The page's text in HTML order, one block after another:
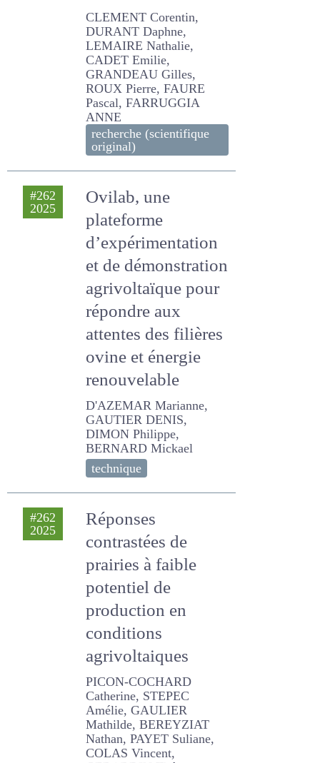
favoriser la
biodiversité :
application et
résultats
CLEMENT Corentin,
DURANT Daphne, LEMAIRE
Nathalie, CADET Emilie,
GRANDEAU Gilles, ROUX
Pierre, FAURE Pascal,
recherche (scientifique
original)
Ovilab, une
plateforme
d’expérimentation
et de
démonstration
agrivoltaïque pour
répondre aux
attentes des
filières ovine et
énergie
renouvelable
D'AZEMAR Marianne,
GAUTIER DENIS, DIMON
Philippe, BERNARD Mickael
technique
Réponses
contrastées de
prairies à faible
potentiel de
production en
conditions
agrivoltaiques